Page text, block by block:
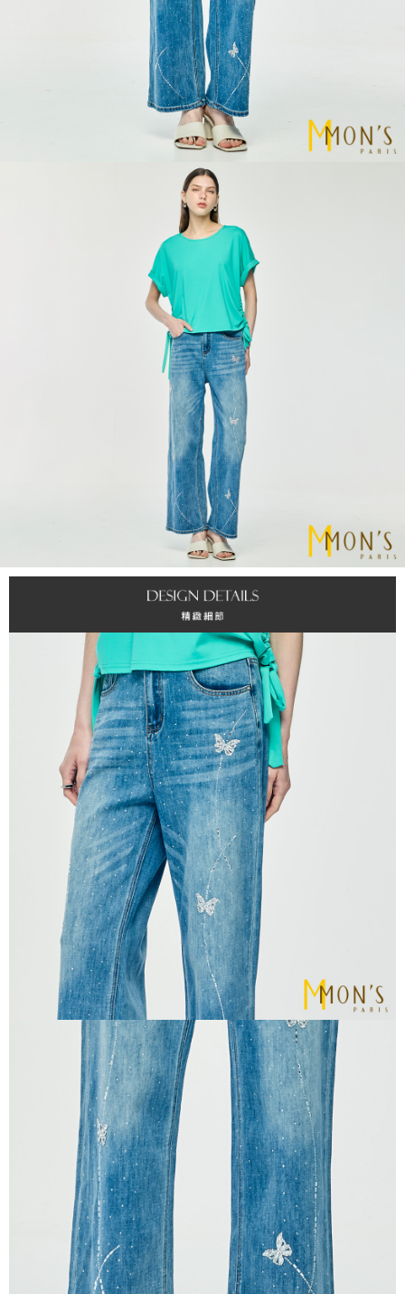
權轉讓予恩沛科技股份有限公司。
２．關於個人資料處理事宜，請瀏覽以下網址：
https://aftee.tw/terms/#terms3
３．未成年的使用者請事先徵得法定代理人或監護人之同意方可使用
「AFTEE先享後付」，若未經同意申辦者引起之損失，本公司不負相關責
４．使用「AFTEE先享後付」時，將依據個別帳號之用戶狀況，依本公司即
時審查核予不同之上限額度；若仍有額度不足之情形，本公司將視審查結果
５．嚴禁一人註冊多個帳號或使用他人資訊註冊。若發現惡意使用之情形，
恩沛科技股份有限公司將有權停止該用戶之使用額度並採取法律行動。
每筆NT$100，滿NT$1,000(含以上)免運費